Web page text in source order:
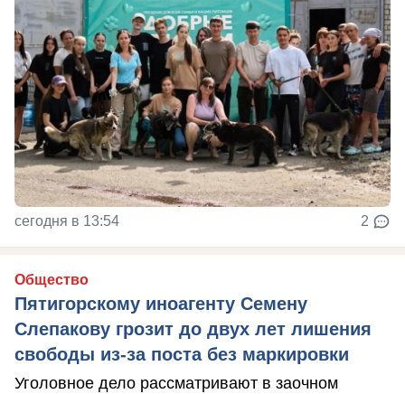
сегодня в 13:54 2
Общество
Пятигорскому иноагенту Семену
Слепакову грозит до двух лет лишения
свободы из-за поста без маркировки
Уголовное дело рассматривают в заочном